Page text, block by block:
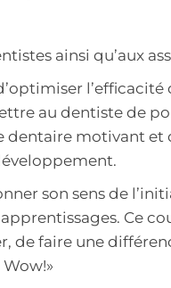
ainsi qu’aux
l’efficacité
au dentiste de
dentaire motivant
son sens de
Ce
de faire une